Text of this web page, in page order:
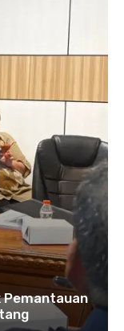
Pemantauan